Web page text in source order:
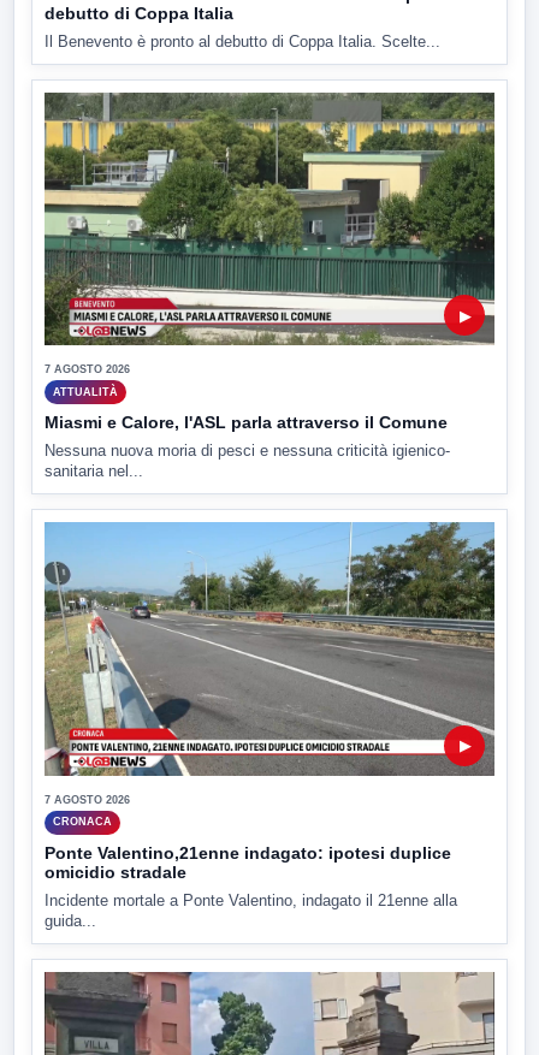
debutto di Coppa Italia
Il Benevento è pronto al debutto di Coppa Italia. Scelte...
▶
7 AGOSTO 2026
ATTUALITÀ
Miasmi e Calore, l'ASL parla attraverso il Comune
Nessuna nuova moria di pesci e nessuna criticità igienico-
sanitaria nel...
▶
7 AGOSTO 2026
CRONACA
Ponte Valentino,21enne indagato: ipotesi duplice
omicidio stradale
Incidente mortale a Ponte Valentino, indagato il 21enne alla
guida...